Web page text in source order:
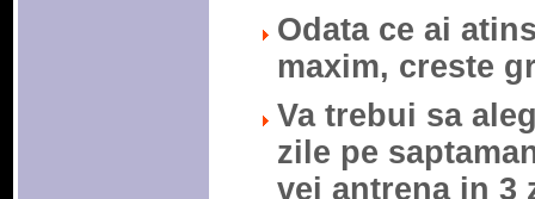
Odata ce ai
maxim, creste
Va trebui sa
zile pe
vei antrena in 3